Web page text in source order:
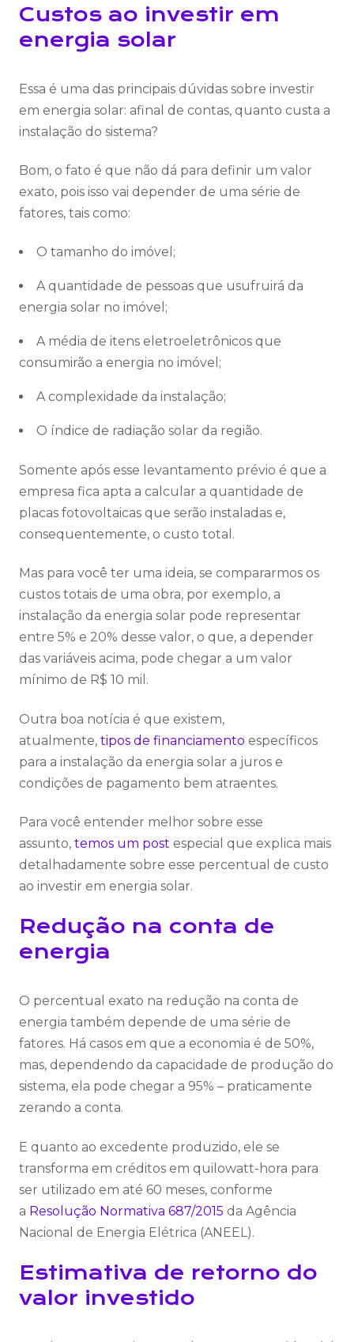
Custos ao investir em
energia solar
Essa é uma das principais dúvidas sobre investir
em energia solar: afinal de contas, quanto custa a
instalação do sistema?
Bom, o fato é que não dá para definir um valor
exato, pois isso vai depender de uma série de
fatores, tais como:
O tamanho do imóvel;
A quantidade de pessoas que usufruirá da
energia solar no imóvel;
A média de itens eletroeletrônicos que
consumirão a energia no imóvel;
A complexidade da instalação;
O índice de radiação solar da região.
Somente após esse levantamento prévio é que a
empresa fica apta a calcular a quantidade de
placas fotovoltaicas que serão instaladas e,
consequentemente, o custo total.
Mas para você ter uma ideia, se compararmos os
custos totais de uma obra, por exemplo, a
instalação da energia solar pode representar
entre 5% e 20% desse valor, o que, a depender
das variáveis acima, pode chegar a um valor
mínimo de R$ 10 mil.
Outra boa notícia é que existem,
atualmente, tipos de financiamento específicos
para a instalação da energia solar a juros e
condições de pagamento bem atraentes.
Para você entender melhor sobre esse
assunto, temos um post especial que explica mais
detalhadamente sobre esse percentual de custo
ao investir em energia solar.
Redução na conta de
energia
O percentual exato na redução na conta de
energia também depende de uma série de
fatores. Há casos em que a economia é de 50%,
mas, dependendo da capacidade de produção do
sistema, ela pode chegar a 95% – praticamente
zerando a conta.
E quanto ao excedente produzido, ele se
transforma em créditos em quilowatt-hora para
ser utilizado em até 60 meses, conforme
a Resolução Normativa 687/2015 da Agência
Nacional de Energia Elétrica (ANEEL).
Estimativa de retorno do
valor investido